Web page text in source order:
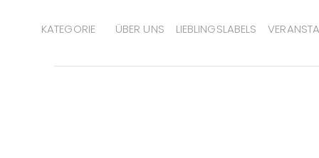
KATEGORIE ÜBER UNS LIEBLINGSLABELS